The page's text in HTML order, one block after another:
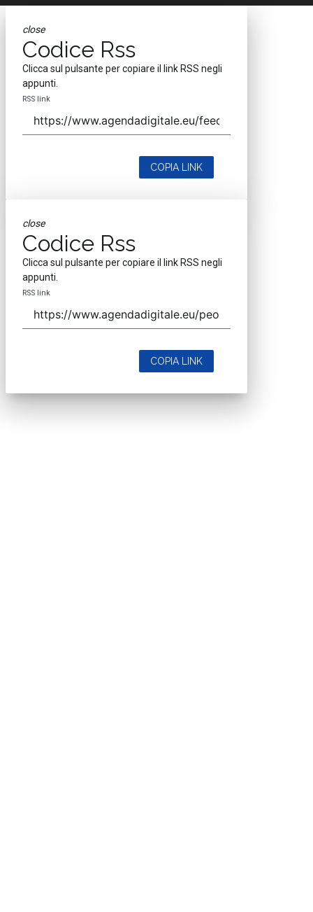
close
Codice Rss
Clicca sul pulsante per copiare il link RSS negli
appunti.
RSS link
COPIA LINK
close
Codice Rss
Clicca sul pulsante per copiare il link RSS negli
appunti.
RSS link
COPIA LINK